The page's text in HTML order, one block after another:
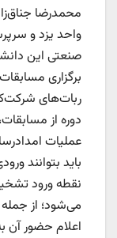
محمدرضا
واحد یزد و
صنعتی این
برگزاری
ربات‌های
دوره از
عملیات
باید بتوانند
نقطه ورود
می‌شود؛ از
اعلام حضور آن